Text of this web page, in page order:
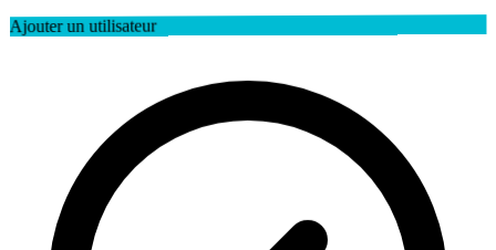
Ajouter un utilisateur